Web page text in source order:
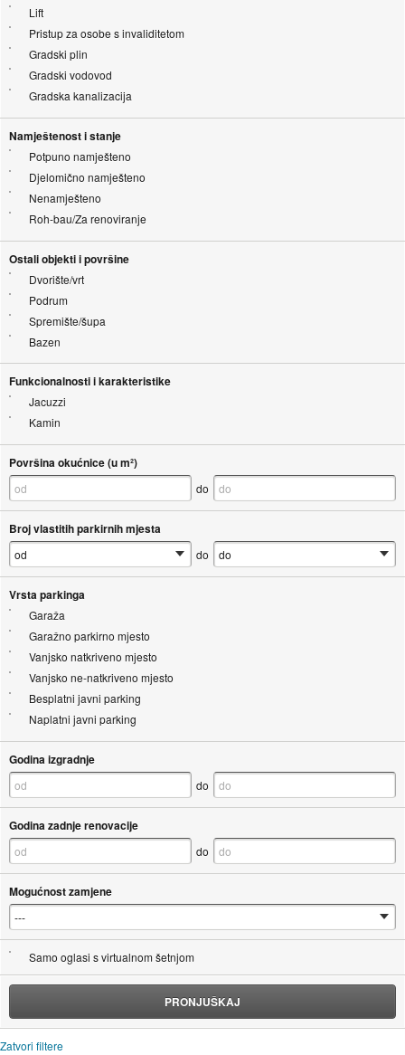
Lift
Pristup za osobe s invaliditetom
Gradski plin
Gradski vodovod
Gradska kanalizacija
Namještenost i stanje
Potpuno namješteno
Djelomično namješteno
Nenamješteno
Roh-bau/Za renoviranje
Ostali objekti i površine
Dvorište/vrt
Podrum
Spremište/šupa
Bazen
Funkcionalnosti i karakteristike
Jacuzzi
Kamin
Površina okućnice (u m²)
do
Broj vlastitih parkirnih mjesta
do
Vrsta parkinga
Garaža
Garažno parkirno mjesto
Vanjsko natkriveno mjesto
Vanjsko ne-natkriveno mjesto
Besplatni javni parking
Naplatni javni parking
Godina izgradnje
do
Godina zadnje renovacije
do
Mogućnost zamjene
Samo oglasi s virtualnom šetnjom
PRONJUŠKAJ
Zatvori filtere